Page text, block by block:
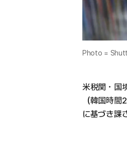
Photo =
米税関・国
（韓国時
に基づき課